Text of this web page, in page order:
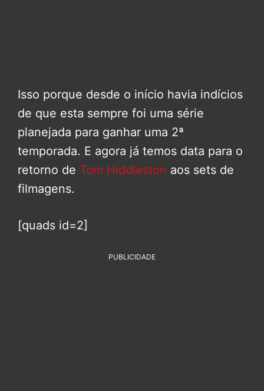
Isso porque desde o início havia indícios
de que esta sempre foi uma série
planejada para ganhar uma 2ª
temporada. E agora já temos data para o
retorno de Tom Hiddleston aos sets de
filmagens.
[quads id=2]
PUBLICIDADE